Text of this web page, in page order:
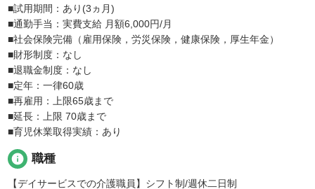
■試用期間：あり(3ヵ月)
■通勤手当：実費支給 月額6,000円/月
■社会保険完備（雇用保険，労災保険，健康保険，厚生年金）
■財形制度：なし
■退職金制度：なし
■定年：一律60歳
■再雇用：上限65歳まで
■延長：上限 70歳まで
■育児休業取得実績：あり
info 職種
【デイサービスでの介護職員】シフト制/週休二日制